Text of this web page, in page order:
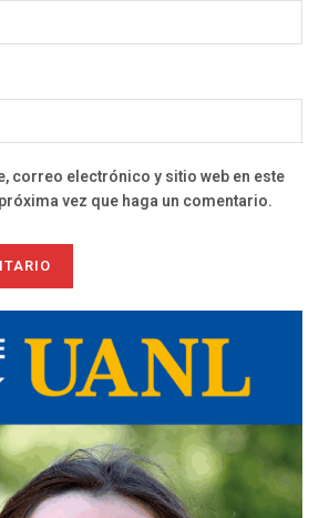
correo electrónico y sitio web en este
vez que haga un comentario.